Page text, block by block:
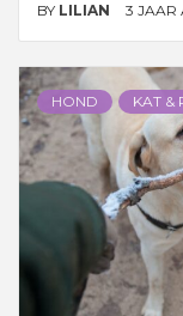
BY LILIAN 3 JAAR
HOND KAT &